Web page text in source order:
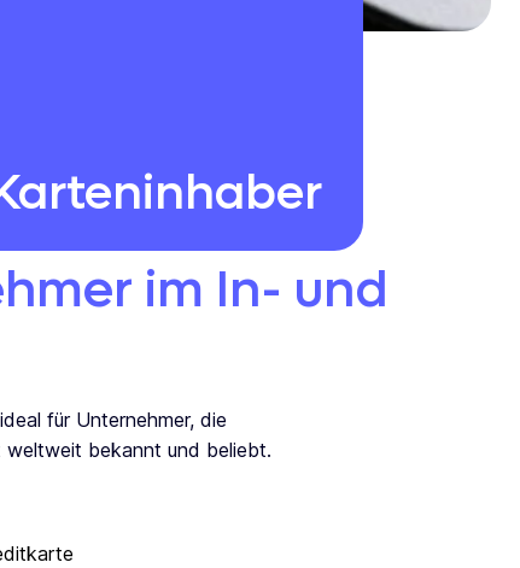
im In- und
für Unternehmer, die
weltweit bekannt und beliebt.